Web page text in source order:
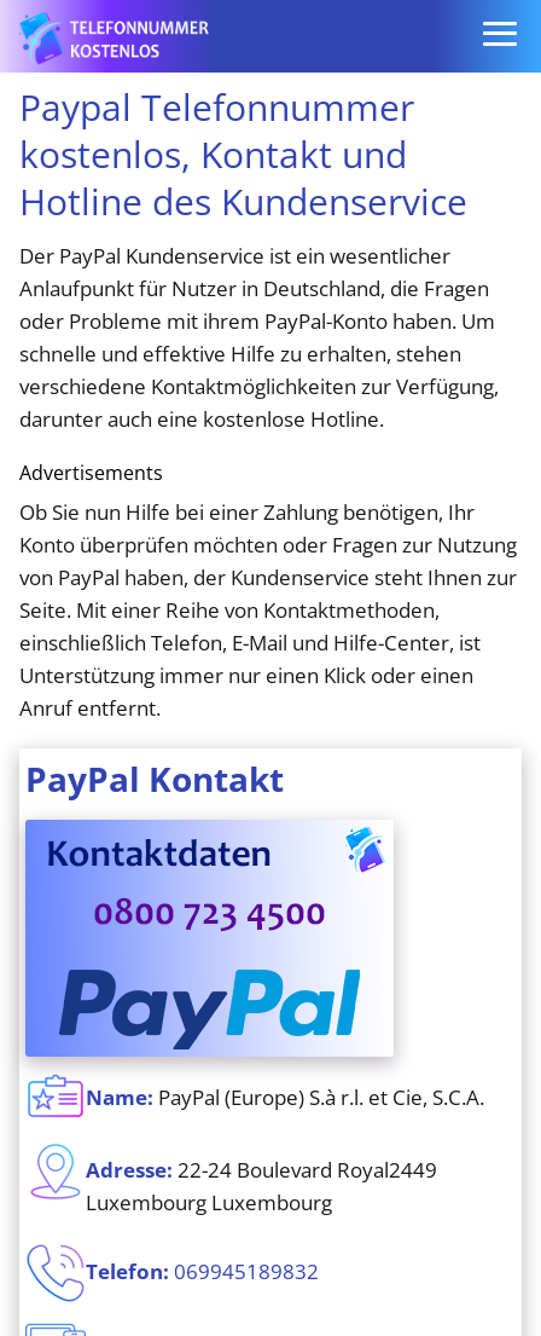
Paypal Telefonnummer
kostenlos, Kontakt und
Hotline des Kundenservice
Der PayPal Kundenservice ist ein wesentlicher
Anlaufpunkt für Nutzer in Deutschland, die Fragen
oder Probleme mit ihrem PayPal-Konto haben. Um
schnelle und effektive Hilfe zu erhalten, stehen
verschiedene Kontaktmöglichkeiten zur Verfügung,
darunter auch eine kostenlose Hotline.
Advertisements
Ob Sie nun Hilfe bei einer Zahlung benötigen, Ihr
Konto überprüfen möchten oder Fragen zur Nutzung
von PayPal haben, der Kundenservice steht Ihnen zur
Seite. Mit einer Reihe von Kontaktmethoden,
einschließlich Telefon, E-Mail und Hilfe-Center, ist
Unterstützung immer nur einen Klick oder einen
Anruf entfernt.
PayPal Kontakt
Name: PayPal (Europe) S.à r.l. et Cie, S.C.A.
Adresse: 22-24 Boulevard Royal2449
Luxembourg Luxembourg
Telefon: 069945189832